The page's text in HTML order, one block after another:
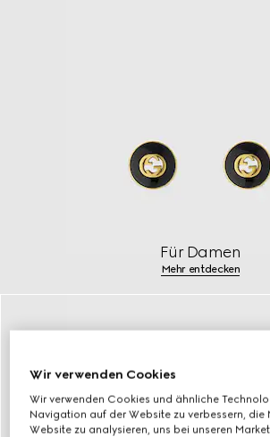
Für Damen
Mehr entdecken
Wir verwenden Cookies
Wir verwenden Cookies und ähnliche
Navigation auf der Website zu verbessern, die
Website zu analysieren, uns bei unseren